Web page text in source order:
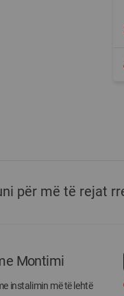
për më të rejat
Montimi
instalimin më të lehtë